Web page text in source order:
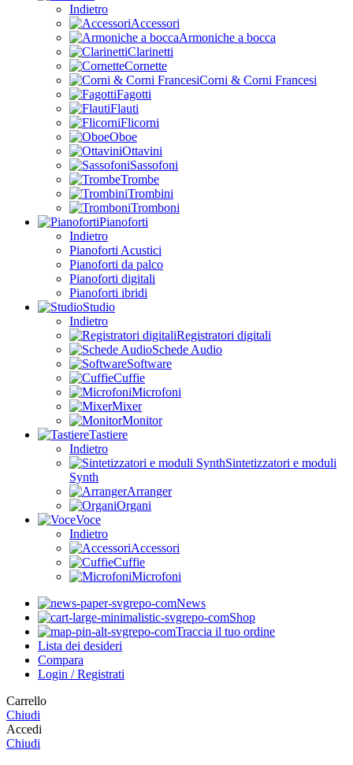
Indietro
Accessori
Armoniche a bocca
Clarinetti
Cornette
Corni & Corni Francesi
Fagotti
Flauti
Flicorni
Oboe
Ottavini
Sassofoni
Trombe
Trombini
Tromboni
Pianoforti
Indietro
Pianoforti Acustici
Pianoforti da palco
Pianoforti digitali
Pianoforti ibridi
Studio
Indietro
Registratori digitali
Schede Audio
Software
Cuffie
Microfoni
Mixer
Monitor
Tastiere
Indietro
Sintetizzatori e moduli
Synth
Arranger
Organi
Voce
Indietro
Accessori
Cuffie
Microfoni
News
Shop
Traccia il tuo ordine
Lista dei desideri
Compara
Login / Registrati
Carrello
Chiudi
Accedi
Chiudi